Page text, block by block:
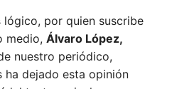
lógico, por quien suscribe
medio, Álvaro López,
nuestro periódico,
ha dejado esta opinión